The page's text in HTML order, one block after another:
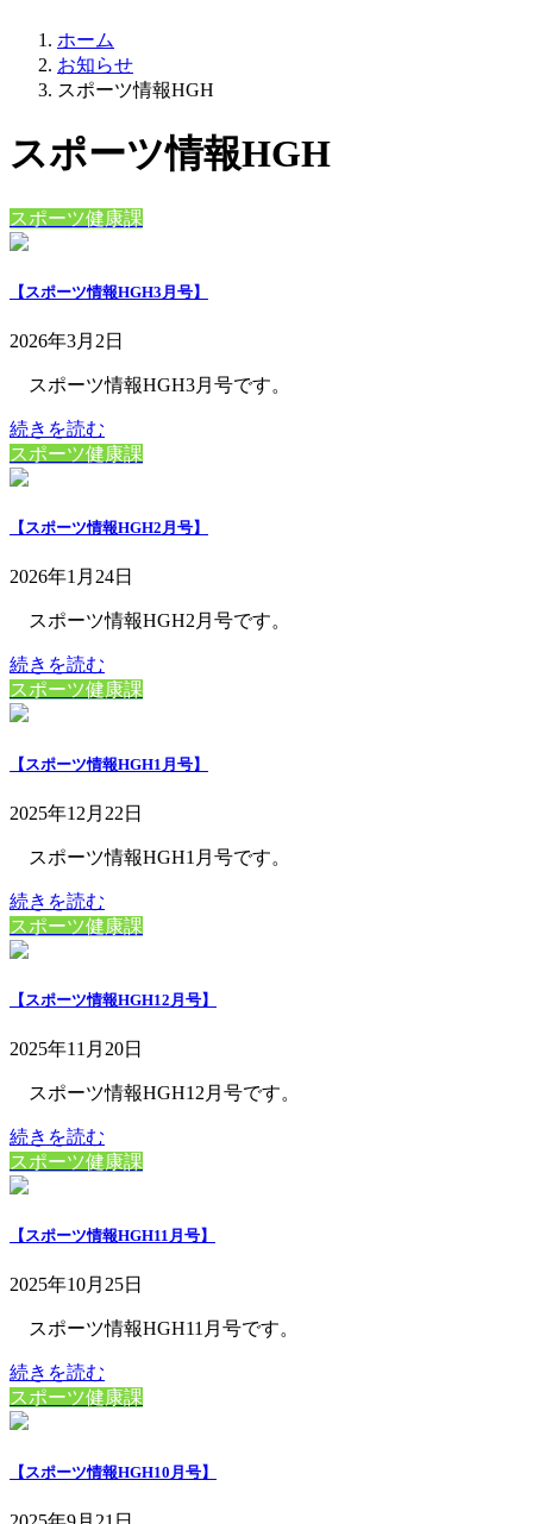
ホーム
お知らせ
スポーツ情報HGH
スポーツ情報HGH
スポーツ健康課
【スポーツ情報HGH3月号】
2026年3月2日
スポーツ情報HGH3月号です。
続きを読む
スポーツ健康課
【スポーツ情報HGH2月号】
2026年1月24日
スポーツ情報HGH2月号です。
続きを読む
スポーツ健康課
【スポーツ情報HGH1月号】
2025年12月22日
スポーツ情報HGH1月号です。
続きを読む
スポーツ健康課
【スポーツ情報HGH12月号】
2025年11月20日
スポーツ情報HGH12月号です。
続きを読む
スポーツ健康課
【スポーツ情報HGH11月号】
2025年10月25日
スポーツ情報HGH11月号です。
続きを読む
スポーツ健康課
【スポーツ情報HGH10月号】